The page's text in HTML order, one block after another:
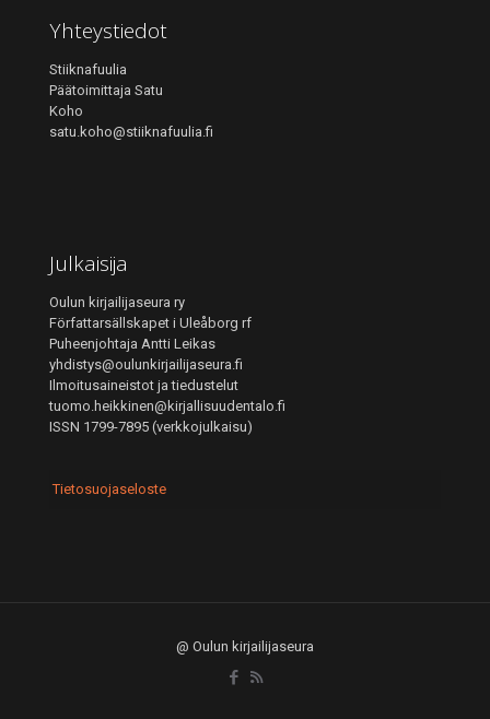
Yhteystiedot
Stiiknafuulia
Päätoimittaja Satu
Koho
satu.koho@stiiknafuulia.fi
Julkaisija
Oulun kirjailijaseura ry
Författarsällskapet i Uleåborg rf
Puheenjohtaja Antti Leikas
yhdistys@oulunkirjailijaseura.fi
Ilmoitusaineistot ja tiedustelut
tuomo.heikkinen@kirjallisuudentalo.fi
ISSN 1799-7895 (verkkojulkaisu)
Tietosuojaseloste
@ Oulun kirjailijaseura